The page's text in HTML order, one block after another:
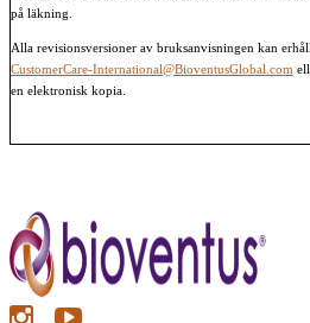
på läkning.
Alla revisionsversioner av bruksanvisningen kan
CustomerCare-International@BioventusGlobal.com
en elektronisk kopia.